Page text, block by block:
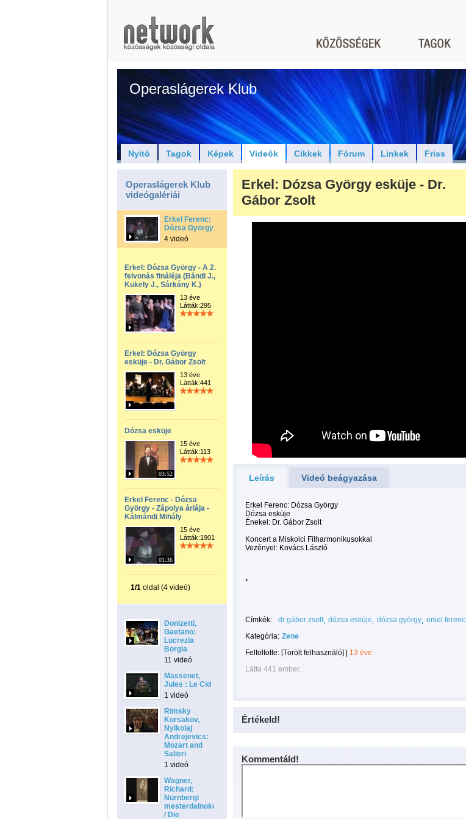
Operaslágerek Klub
Nyitó Tagok Képek Videók Cikkek Fórum Linkek Friss
Operaslágerek Klub
videógalériái
Erkel Ferenc:
Dózsa György
4 videó
Erkel: Dózsa György - A 2.
felvonás fináléja (Bándi J.,
Kukely J., Sárkány K.)
13 éve
Látták:295
Erkel: Dózsa György
esküje - Dr. Gábor Zsolt
13 éve
Látták:441
Dózsa esküje
03:52
15 éve
Látták:113
Erkel Ferenc - Dózsa
György - Zápolya áriája -
Kálmándi Mihály
01:36
15 éve
Látták:1901
1/1 oldal (4 videó)
Donizetti,
Gaetano:
Lucrezia
Borgia
11 videó
Massenet,
Jules : Le Cid
1 videó
Rimsky
Korsakov,
Nyikolaj
Andrejevics:
Mozart and
Salieri
1 videó
Wagner,
Richard:
Nürnbergi
mesterdalnokok
/ Die
Erkel: Dózsa György esküje - Dr.
Gábor Zsolt
Leírás Videó beágyazása
Erkel Ferenc: Dózsa György
Dózsa esküje
Énekel: Dr. Gábor Zsolt
Koncert a Miskolci Filharmonikusokkal
Vezényel: Kovács László
*
Címkék: dr gábor zsolt dózsa esküje dózsa györgy erkel ferenc
Kategória: Zene
Feltöltötte: [Törölt felhasználó]
13 éve
Látta 441 ember.
Értékeld!
Kommentáld!